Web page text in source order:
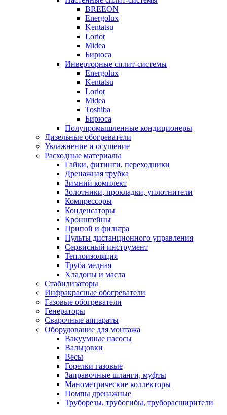
BREEON
Energolux
Kentatsu
Loriot
Midea
Бирюса
Инверторные сплит-системы
Energolux
Kentatsu
Loriot
Midea
Toshiba
Бирюса
Полупромышленные кондиционеры
Дизельные обогреватели
Увлажнение и осушение
Расходные материалы
Гайки, фитинги, переходники
Дренажная трубка
Зимний комплект
Золотники, прокладки, уплотнители
Компрессоры
Конденсаторы
Кронштейны
Припой и фильтра
Пульты дистанционного управления
Сервисный инструмент
Теплоизоляция
Труба медная
Хладоны и масла
Стабилизаторы
Инфракрасные обогреватели
Газовые обогреватели
Генераторы
Сварочные аппараты
Оборудование для монтажа
Вакуумные насосы
Вальцовки
Весы
Горелки газовые
Заправочные шланги, муфты
Манометрические коллекторы
Помпы дренажные
Труборезы, трубогибы, труборасширители